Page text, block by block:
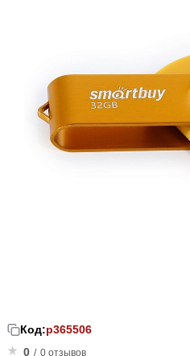
Код:р365506
0 / 0 отзывов